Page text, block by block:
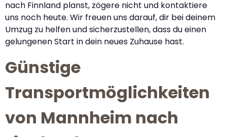
nach Finnland planst, zögere nicht und kontaktiere
uns noch heute. Wir freuen uns darauf, dir bei deinem
Umzug zu helfen und sicherzustellen, dass du einen
gelungenen Start in dein neues Zuhause hast.
Günstige
Transportmöglichkeiten
von Mannheim nach